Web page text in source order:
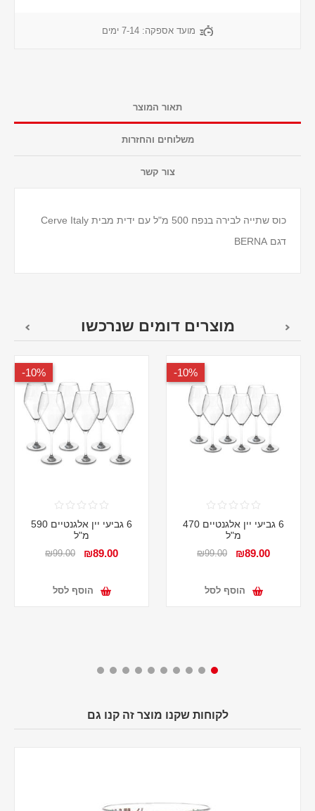
מועד אספקה: 7-14 ימים
תאור המוצר
משלוחים והחזרות
צור קשר
כוס שתייה לבירה בנפח 500 מ"ל עם ידית מבית Cerve Italy
דגם BERNA
מוצרים דומים שנרכשו
10%-
6 גביעי יין אלגנטיים 470
מ"ל
₪89.00
₪99.00
הוסף לסל
10%-
6 גביעי יין אלגנטיים 590
מ"ל
₪89.00
₪99.00
הוסף לסל
לקוחות שקנו מוצר זה קנו גם